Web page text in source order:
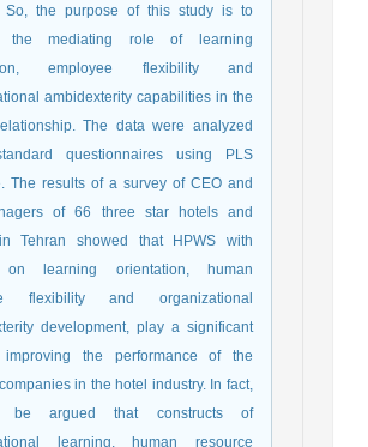
So, the purpose of this study is to
the mediating role of learning
employee flexibility and
ambidexterity capabilities in the
The data were analyzed
questionnaires using PLS
The results of a survey of CEO and
of 66 three star hotels and
Tehran showed that HPWS with
on learning orientation, human
flexibility and organizational
development, play a significant
the performance of the
in the hotel industry. In fact,
argued that constructs of
learning, human resource